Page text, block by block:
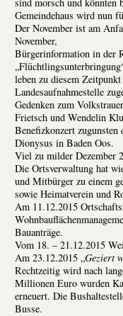
Gemeindehaus wird nun
Der November ist am
November,
Bürgerinformation in der
leben zu diesem
Landesaufnahmestelle
Gedenken zum
Frietsch und Wendelin
Benefizkonzert
Dionysus in Baden Oos.
Viel zu milder Dezember
Die Ortsverwaltung hat
und Mitbürger zu einem
sowie Heimatverein und
Am 11.12.2015
Bauanträge.
Vom 18. – 21.12.2015
Am 23.12.2015 „Geziert
Rechtzeitig wird nach
Millionen Euro wurden
erneuert. Die
Busse.